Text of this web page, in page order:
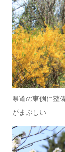
県道の東側に整
がまぶしい